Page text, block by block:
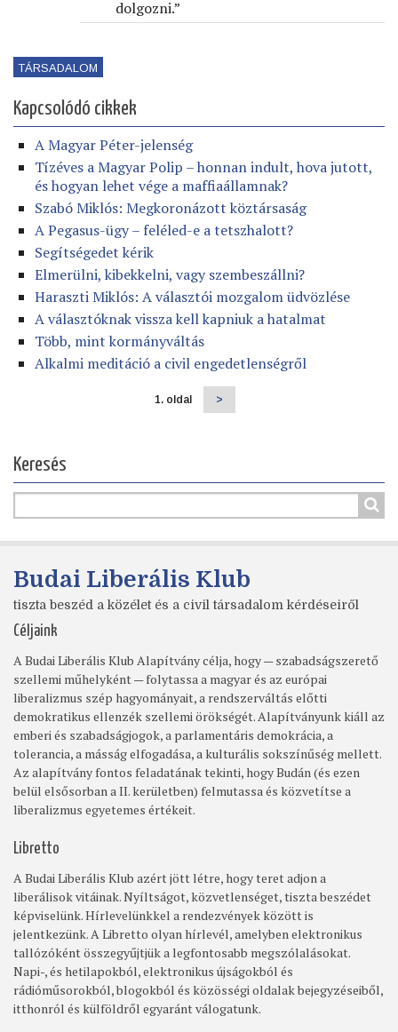
dolgozni.”
TÁRSADALOM
Kapcsolódó cikkek
A Magyar Péter-jelenség
Tízéves a Magyar Polip – honnan indult, hova jutott,
és hogyan lehet vége a maffiaállamnak?
Szabó Miklós: Megkoronázott köztársaság
A Pegasus-ügy – feléled-e a tetszhalott?
Segítségedet kérik
Elmerülni, kibekkelni, vagy szembeszállni?
Haraszti Miklós: A választói mozgalom üdvözlése
A választóknak vissza kell kapniuk a hatalmat
Több, mint kormányváltás
Alkalmi meditáció a civil engedetlenségről
1. oldal
Következő
oldal
>
Keresés
Budai Liberális Klub
tiszta beszéd a közélet és a civil társadalom kérdéseiről
Céljaink
A Budai Liberális Klub Alapítvány célja, hogy — szabadságszerető
szellemi műhelyként — folytassa a magyar és az európai
liberalizmus szép hagyományait, a rendszerváltás előtti
demokratikus ellenzék szellemi örökségét. Alapítványunk kiáll az
emberi és szabadságjogok, a parlamentáris demokrácia, a
tolerancia, a másság elfogadása, a kulturális sokszínűség mellett.
Az alapítvány fontos feladatának tekinti, hogy Budán (és ezen
belül elsősorban a II. kerületben) felmutassa és közvetítse a
liberalizmus egyetemes értékeit.
Libretto
A Budai Liberális Klub azért jött létre, hogy teret adjon a
liberálisok vitáinak. Nyíltságot, közvetlenséget, tiszta beszédet
képviselünk. Hírlevelünkkel a rendezvények között is
jelentkezünk. A Libretto olyan hírlevél, amelyben elektronikus
tallózóként összegyűjtjük a legfontosabb megszólalásokat.
Napi-, és hetilapokból, elektronikus újságokból és
rádióműsorokból, blogokból és közösségi oldalak bejegyzéseiből,
itthonról és külföldről egyaránt válogatunk.